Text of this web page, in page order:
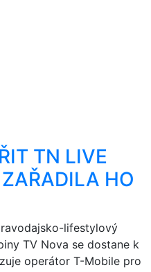
TN LIVE
HO
lifestylový
TV Nova se dostane k
operátor T-Mobile pro